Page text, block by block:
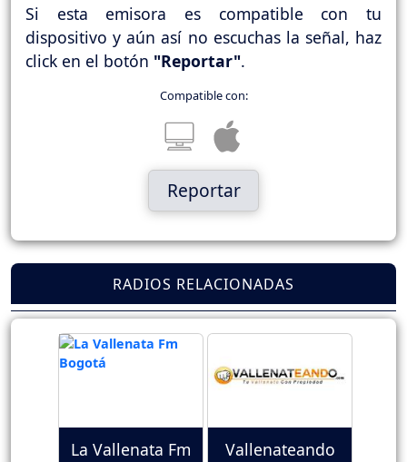
Si esta emisora es compatible con tu
dispositivo y aún así no escuchas la señal, haz
click en el botón "Reportar".
Compatible con:
Reportar
RADIOS RELACIONADAS
La Vallenata Fm Vallenateando